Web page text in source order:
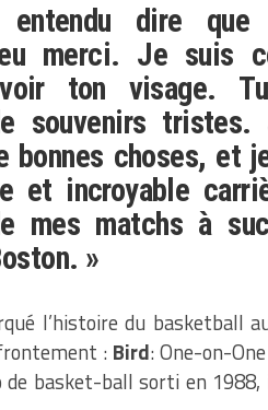
entendu dire
merci. Je suis
ton visage.
souvenirs tristes.
bonnes choses, et
et incroyable
mes matchs à
»
l’histoire du basketball
: Bird: One-on-
de basket-ball sorti en